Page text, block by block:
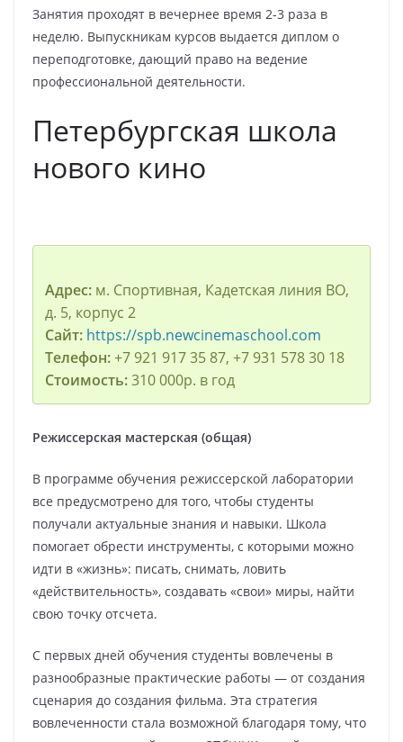
Занятия проходят в вечернее время 2-3 раза в
неделю. Выпускникам курсов выдается диплом о
переподготовке, дающий право на ведение
профессиональной деятельности.
Петербургская школа
нового кино
Адрес:м. Спортивная, Кадетская линия ВО,
д. 5, корпус 2
Сайт: https://spb.newcinemaschool.com
Телефон:+7 921 917 35 87, +7 931 578 30 18
Стоимость:310 000р. в год
Режиссерская мастерская (общая)
В программе обучения режиссерской лаборатории
все предусмотрено для того, чтобы студенты
получали актуальные знания и навыки. Школа
помогает обрести инструменты, с которыми можно
идти в «жизнь»: писать, снимать, ловить
«действительность», создавать «свои» миры, найти
свою точку отсчета.
С первых дней обучения студенты вовлечены в
разнообразные практические работы — от создания
сценария до создания фильма. Эта стратегия
вовлеченности стала возможной благодаря тому, что